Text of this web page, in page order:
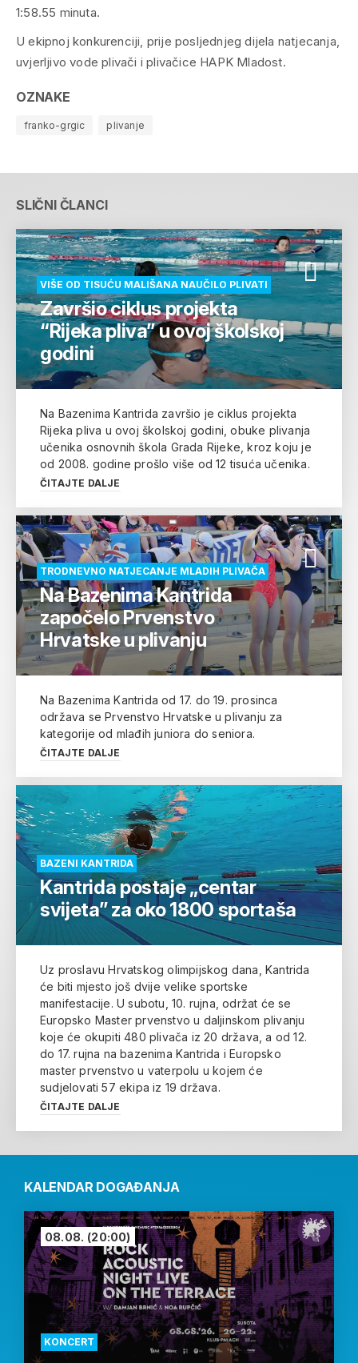
1:58.55 minuta.
U ekipnoj konkurenciji, prije posljednjeg dijela natjecanja,
uvjerljivo vode plivači i plivačice HAPK Mladost.
OZNAKE
franko-grgic plivanje
SLIČNI ČLANCI
VIŠE OD TISUĆU MALIŠANA NAUČILO PLIVATI
Završio ciklus projekta
“Rijeka pliva” u ovoj školskoj
godini
Na Bazenima Kantrida završio je ciklus projekta
Rijeka pliva u ovoj školskoj godini, obuke plivanja
učenika osnovnih škola Grada Rijeke, kroz koju je
od 2008. godine prošlo više od 12 tisuća učenika.
ČITAJTE DALJE
TRODNEVNO NATJECANJE MLADIH PLIVAČA
Na Bazenima Kantrida
započelo Prvenstvo
Hrvatske u plivanju
Na Bazenima Kantrida od 17. do 19. prosinca
održava se Prvenstvo Hrvatske u plivanju za
kategorije od mlađih juniora do seniora.
ČITAJTE DALJE
BAZENI KANTRIDA
Kantrida postaje „centar
svijeta” za oko 1800 sportaša
Uz proslavu Hrvatskog olimpijskog dana, Kantrida
će biti mjesto još dvije velike sportske
manifestacije. U subotu, 10. rujna, održat će se
Europsko Master prvenstvo u daljinskom plivanju
koje će okupiti 480 plivača iz 20 država, a od 12.
do 17. rujna na bazenima Kantrida i Europsko
master prvenstvo u vaterpolu u kojem će
sudjelovati 57 ekipa iz 19 država.
ČITAJTE DALJE
KALENDAR DOGAĐANJA
KONCERT
08.08. (20:00)